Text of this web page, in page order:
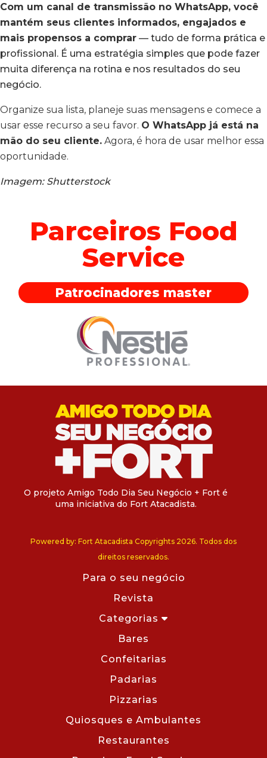
Com um canal de transmissão no WhatsApp, você
mantém seus clientes informados, engajados e
mais propensos a comprar — tudo de forma prática e
profissional. É uma estratégia simples que pode fazer
muita diferença na rotina e nos resultados do seu
negócio.
Organize sua lista, planeje suas mensagens e comece a
usar esse recurso a seu favor. O WhatsApp já está na
mão do seu cliente. Agora, é hora de usar melhor essa
oportunidade.
Imagem: Shutterstock
Parceiros Food
Service
Patrocinadores master
O projeto Amigo Todo Dia Seu Negócio + Fort é
uma iniciativa do Fort Atacadista.
Powered by: Fort Atacadista Copyrights 2026. Todos dos
direitos reservados.
Para o seu negócio
Revista
Categorias
Bares
Confeitarias
Padarias
Pizzarias
Quiosques e Ambulantes
Restaurantes